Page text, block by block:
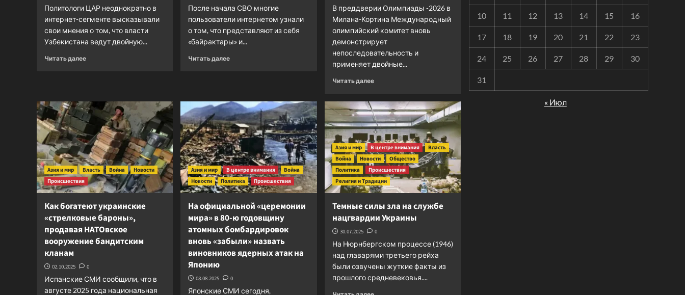
Политологи ЦАР неоднократно в
интернет-сегменте высказывали
свои мнения о том, что власти
Узбекистана ведут двойную...
Читать далееПрочитать
тени
политического
курса
республики
После начала СВО многие
пользователи интернетом узнали
о том, что представляют из себя
«байрактары» и...
Читать далееПрочитать
тюрьма»
для
тюркских
народов
В преддверии Олимпиады -2026 в
Милана-Кортина Международный
олимпийский комитет вновь
демонстрирует
непоследовательность и
применяет двойные...
Читать далееПрочитать
Двойные
стандарты
МОК:
удар
по
мировому
олимпийскому
движению
Азия и мир Власть Война
Новости
Происшествия
Как богатеют украинские
«стрелковые бароны»,
продавая НАТОвское
вооружение бандитским
кланам
02.10.2025 0
Испанские СМИ сообщили, что в
августе 2025 года национальная
Азия и мир В центре внимания
Война
Новости
Политика Происшествия
На официальной «церемонии
мира» в 80-ю годовщину
атомных бомбардировок
вновь «забыли» назвать
виновников ядерных атак на
Японию
08.08.2025 0
Японские СМИ сегодня,
Азия и мир В центре внимания
Власть
Война
Новости
Общество
Политика
Происшествия
Религия и Традиции
Темные силы зла на службе
нацгвардии Украины
30.07.2025 0
На Нюрнбергском процессе (1946)
над главарями третьего рейха
были озвучены жуткие факты из
прошлого средневековья....
Прочитать
10 11 12 13 14 15 16
17 18 19 20 21 22 23
24 25 26 27 28 29 30
31
« Июл